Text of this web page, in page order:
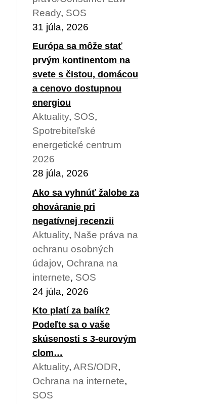
Ready, SOS
31 júla, 2026
Európa sa môže stať
prvým kontinentom na
svete s čistou, domácou
a cenovo dostupnou
energiou
Aktuality, SOS,
Spotrebiteľské
energetické centrum
2026
28 júla, 2026
Ako sa vyhnúť žalobe za
ohováranie pri
negatívnej recenzii
Aktuality, Naše práva na
ochranu osobných
údajov, Ochrana na
internete, SOS
24 júla, 2026
Kto platí za balík?
Podeľte sa o vaše
skúsenosti s 3-eurovým
clom…
Aktuality, ARS/ODR,
Ochrana na internete,
SOS